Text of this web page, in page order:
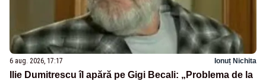
6 aug. 2026, 17:17 Ionuț Nichita
Ilie Dumitrescu îl apără pe Gigi Becali: „Problema de la